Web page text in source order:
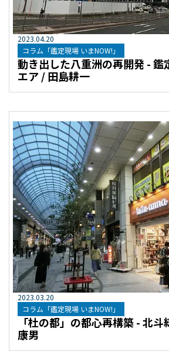
2023.04.20
コラム「鑑定現場 いまNOW!」
動き出した八重洲の再開発 - 鑑
エア / 田島耕一
2023.03.20
コラム「鑑定現場 いまNOW!」
「杜の都」の都心再構築 - 北
康男